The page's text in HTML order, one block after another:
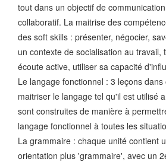
tout dans un objectif de
collaboratif. La maitrise des
des soft skills : présenter, négocier,
un contexte de socialisation au travail,
écoute active, utiliser sa capacité
Le langage fonctionnel : 3 leçons
maitriser le langage tel qu'il est utilisé
sont construites de manière à
langage fonctionnel à toutes les
La grammaire : chaque unité contient
orientation plus 'grammaire', avec un